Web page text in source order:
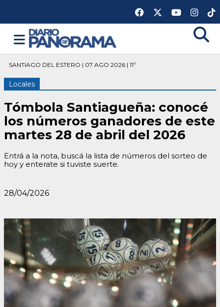
SANTIAGO DEL ESTERO | 07 AGO 2026 | 11º
Locales
Tómbola Santiagueña: conocé
los números ganadores de este
martes 28 de abril del 2026
Entrá a la nota, buscá la lista de números del sorteo de
hoy y enterate si tuviste suerte.
28/04/2026